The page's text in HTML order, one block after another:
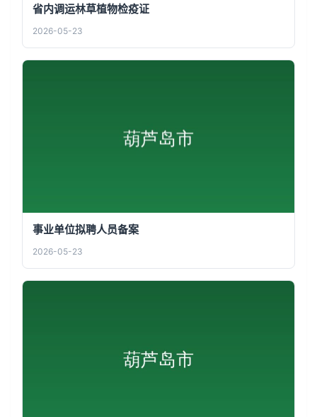
省内调运林草植物检疫证
2026-05-23
事业单位拟聘人员备案
2026-05-23